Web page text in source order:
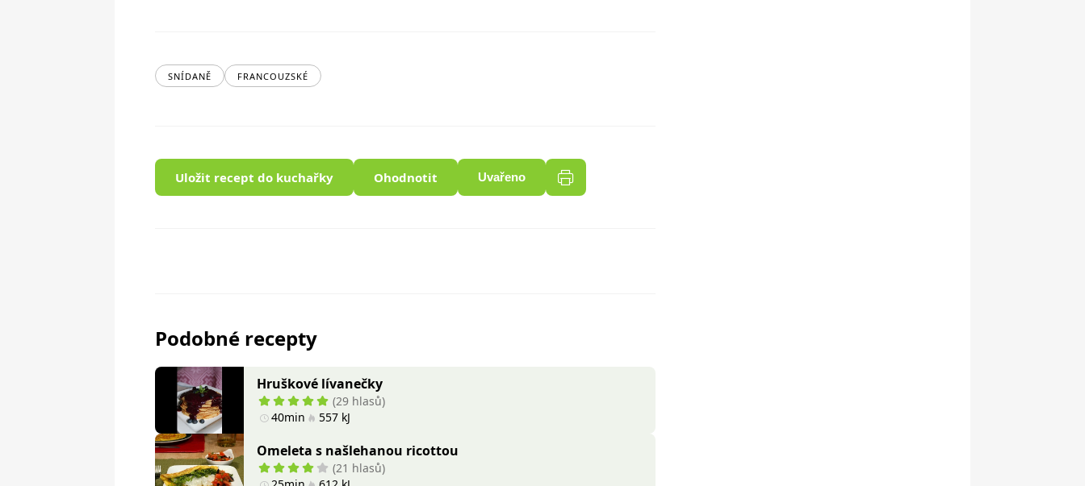
SNÍDANĚ FRANCOUZSKÉ
Uložit recept do kuchařky Ohodnotit Uvařeno
Podobné recepty
Hruškové lívanečky
(29 hlasů)
40min
557 kJ
Omeleta s našlehanou ricottou
(21 hlasů)